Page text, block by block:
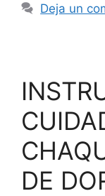
Deja un
DE